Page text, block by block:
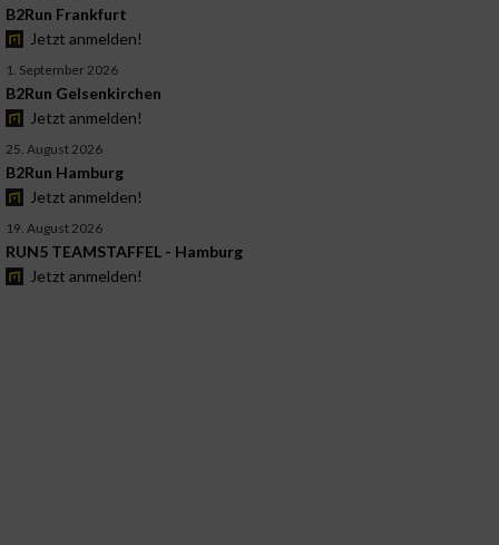
B2Run Frankfurt
Jetzt anmelden!
1. September 2026
B2Run Gelsenkirchen
Jetzt anmelden!
25. August 2026
B2Run Hamburg
Jetzt anmelden!
19. August 2026
RUN5 TEAMSTAFFEL - Hamburg
Jetzt anmelden!